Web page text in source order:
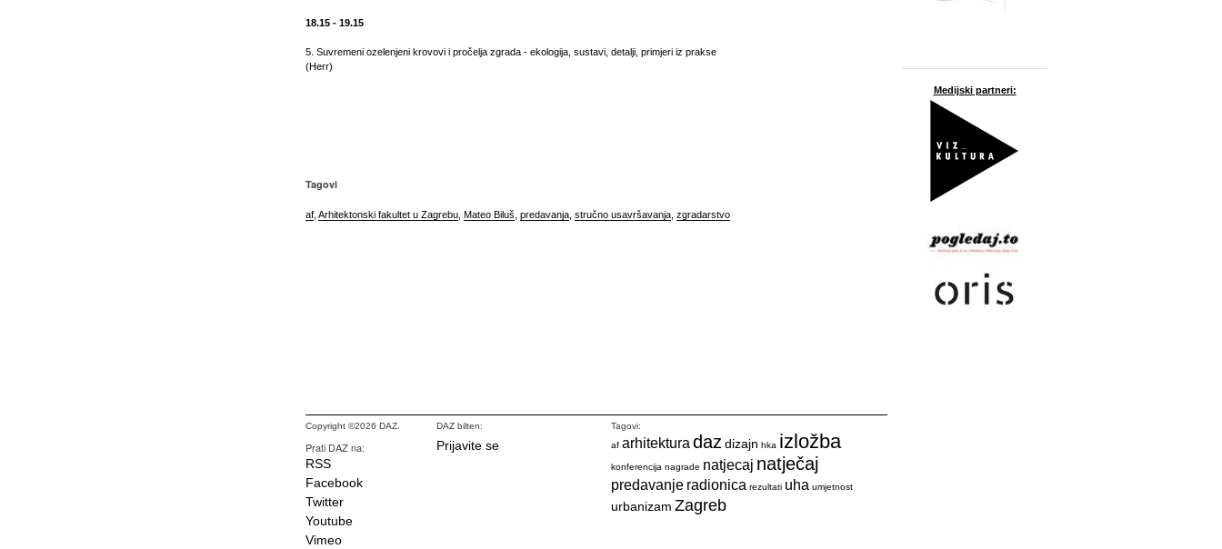
18.15 - 19.15
5. Suvremeni ozelenjeni krovovi i pročelja zgrada - ekologija, sustavi, detalji, primjeri iz prakse
(Herr)
Tagovi
af Arhitektonski fakultet u Zagrebu Mateo Biluš predavanja stručno usavršavanja zgradarstvo
Medijski partneri:
Copyright ©2026 DAZ.
Prati DAZ na:
RSS
Facebook
Twitter
Youtube
Vimeo
DAZ bilten:
Prijavite se
Tagovi:
af arhitektura daz dizajn hka izložba
konferencija nagrade natjecaj natječaj
predavanje radionica rezultati uha umjetnost
urbanizam Zagreb